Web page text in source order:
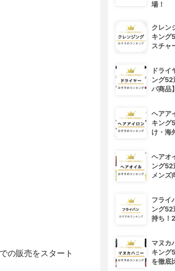
の販売をスタート
場！
クレン
キング
スチャ
ドライ
ング52
パ商品】
ヘアア
キング
け・海
ヘアオ
ング52
メンズ
フライ
ング52
持ち！
マヌカ
キング
を徹底